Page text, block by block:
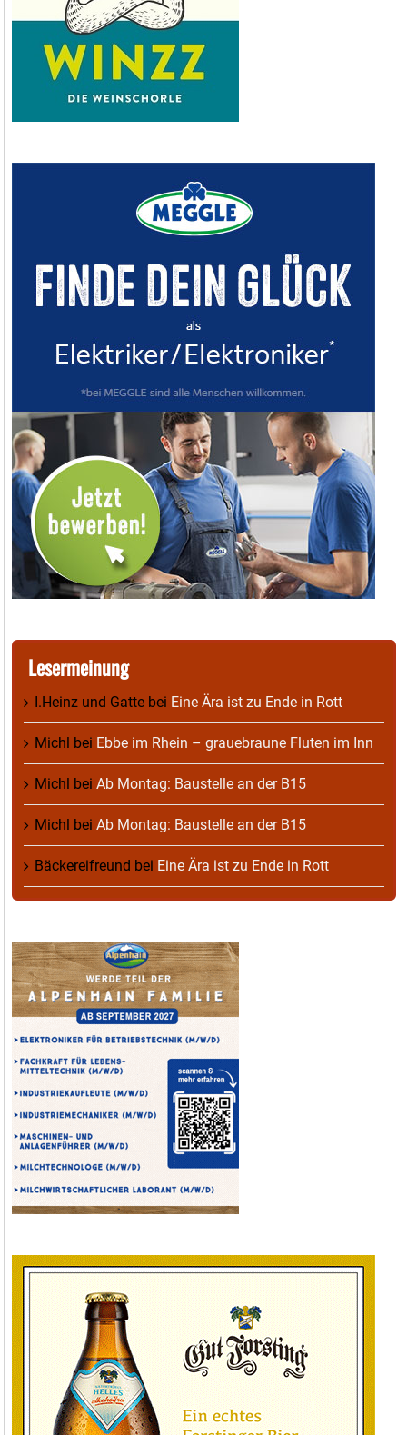
Lesermeinung
I.Heinz und Gatte bei Eine Ära ist zu Ende in Rott
Michl bei Ebbe im Rhein – grauebraune Fluten im Inn
Michl bei Ab Montag: Baustelle an der B15
Michl bei Ab Montag: Baustelle an der B15
Bäckereifreund bei Eine Ära ist zu Ende in Rott